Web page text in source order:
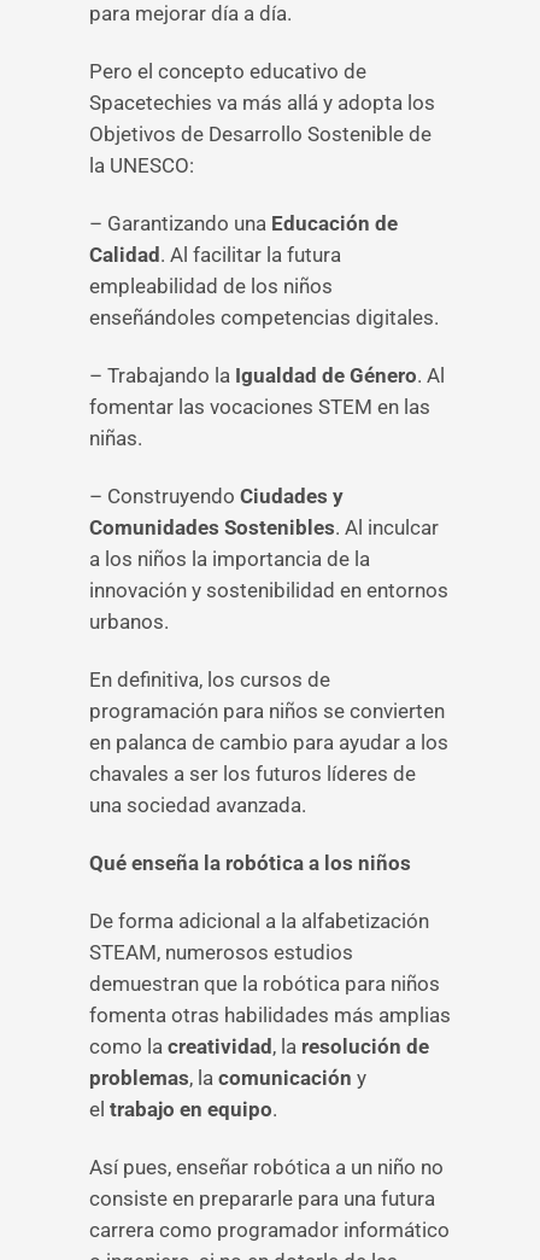
para mejorar día a día.
Pero el concepto educativo de
Spacetechies va más allá y adopta los
Objetivos de Desarrollo Sostenible de
la UNESCO:
– Garantizando una Educación de
Calidad . Al facilitar la futura
empleabilidad de los niños
enseñándoles competencias digitales.
– Trabajando la Igualdad de Género. Al
fomentar las vocaciones STEM en las
niñas.
– Construyendo Ciudades y
Comunidades Sostenibles. Al inculcar
a los niños la importancia de la
innovación y sostenibilidad en entornos
urbanos.
En definitiva, los cursos de
programación para niños se convierten
en palanca de cambio para ayudar a los
chavales a ser los futuros líderes de
una sociedad avanzada.
Qué enseña la robótica a los niños
De forma adicional a la alfabetización
STEAM, numerosos estudios
demuestran que la robótica para niños
fomenta otras habilidades más amplias
como la creatividad , la resolución de
problemas, la comunicación y
el trabajo en equipo.
Así pues, enseñar robótica a un niño no
consiste en prepararle para una futura
carrera como programador informático